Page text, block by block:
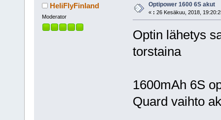
HeliFlyFinland
Moderator
Optipower 1600 6S akut
« : 26 Kesäkuu, 2018,
Optin lähetys
torstaina
1600mAh 6S
Quard vaihto